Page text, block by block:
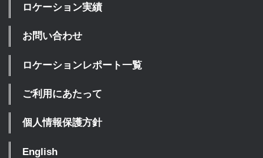
ロケーション実績
お問い合わせ
ロケーションレポート一覧
ご利用にあたって
個人情報保護方針
English